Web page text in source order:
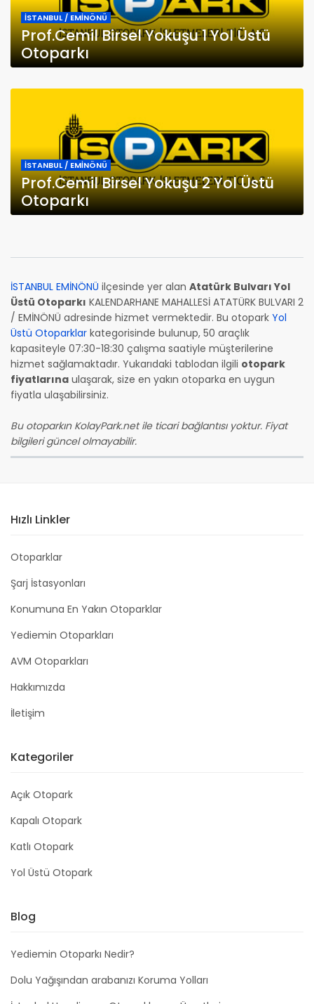
İSTANBUL / EMİNÖNÜ
Prof.Cemil Birsel Yokuşu 1 Yol Üstü
Otoparkı
İSTANBUL / EMİNÖNÜ
Prof.Cemil Birsel Yokuşu 2 Yol Üstü
Otoparkı
İSTANBUL EMİNÖNÜ ilçesinde yer alan Atatürk Bulvarı Yol
Üstü Otoparkı KALENDARHANE MAHALLESİ ATATÜRK BULVARI 2
/ EMİNÖNÜ adresinde hizmet vermektedir. Bu otopark Yol
Üstü Otoparklar kategorisinde bulunup, 50 araçlık
kapasiteyle 07:30-18:30 çalışma saatiyle müşterilerine
hizmet sağlamaktadır. Yukarıdaki tablodan ilgili otopark
fiyatlarına ulaşarak, size en yakın otoparka en uygun
fiyatla ulaşabilirsiniz.
Bu otoparkın KolayPark.net ile ticari bağlantısı yoktur. Fiyat
bilgileri güncel olmayabilir.
Hızlı Linkler
Otoparklar
Şarj İstasyonları
Konumuna En Yakın Otoparklar
Yediemin Otoparkları
AVM Otoparkları
Hakkımızda
İletişim
Kategoriler
Açık Otopark
Kapalı Otopark
Katlı Otopark
Yol Üstü Otopark
Blog
Yediemin Otoparkı Nedir?
Dolu Yağışından arabanızı Koruma Yolları